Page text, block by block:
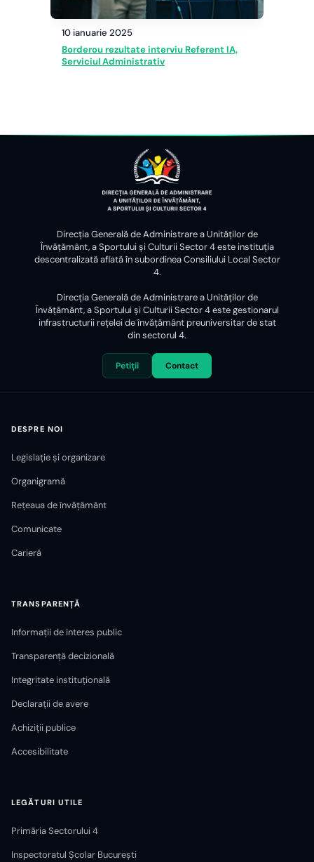
10 ianuarie 2025
Borderou rezultate interviu Referent IA,
Serviciul Administrativ
Direcția Generală de Administrare a Unităților de
Învățământ, a Sportului și Culturii Sector 4 este instituția
descentralizată aflată în subordinea Consiliului Local Sector
4.
Direcția Generală de Administrare a Unităților de
Învățământ, a Sportului și Culturii Sector 4 este gestionarul
infrastructurii reţelei de învăţământ preuniversitar de stat
din sectorul 4.
Petiții Contact
DESPRE NOI
Legislație și organizare
Organigramă
Rețeaua de învățământ
Comunicate
Carieră
TRANSPARENȚĂ
Informații de interes public
Transparență decizională
Integritate instituțională
Declarații de avere
Achiziții publice
Accesibilitate
LEGĂTURI UTILE
Primăria Sectorului 4
Inspectoratul Școlar București